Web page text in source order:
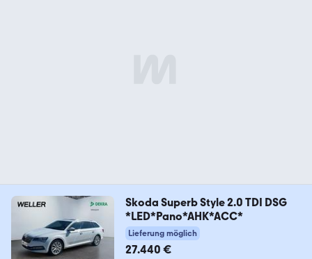
Skoda Superb Style 2.0 TDI DSG
*LED*Pano*AHK*ACC*
Lieferung möglich
27.440 €